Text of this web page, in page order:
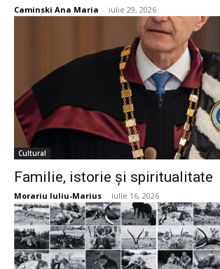
Caminski Ana Maria - iulie 29, 2026
Cultural
Familie, istorie și spiritualitate
Morariu Iuliu-Marius - iulie 16, 2026